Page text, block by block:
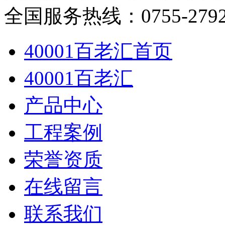
全国服务热线： 0755-
40001百老汇首页
40001百老汇
产品中心
工程案例
荣誉资质
在线留言
联系我们